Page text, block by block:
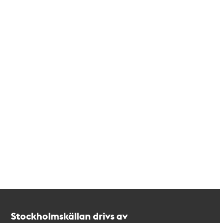
Stockholmskällan drivs av